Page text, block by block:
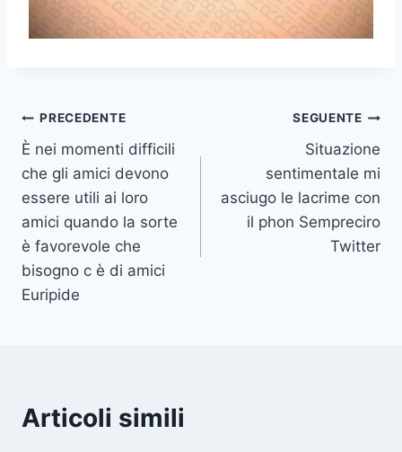
Navigazione
articoli
PRECEDENTE
È nei momenti difficili
che gli amici devono
essere utili ai loro
amici quando la sorte
è favorevole che
bisogno c è di amici
Euripide
SEGUENTE
Situazione
sentimentale mi
asciugo le lacrime con
il phon Sempreciro
Twitter
Articoli simili